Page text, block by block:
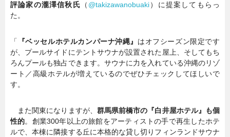
評論家の瀧澤信秋氏 （ @takizawanobuaki）に提案してもらっ
た。
「 『ベッセルホテルカンパーナ沖縄』 はオフシーズン限定です
が、プールサイドにテントサウナが設置された屋上、そしてもち
ろんプールも独占できます。サウナに力を入れている沖縄のリゾ
ート／高級ホテルが増えているのでぜひチェックしてほしいで
す。
また関東になりますが、 群馬県前橋市の『白井屋ホテル』も個
性的。創業300年以上の旅館をアーティストの手で再生したホテ
ルで、本棟に隣接する丘に本格的な貸し切りフィンランドサウナ